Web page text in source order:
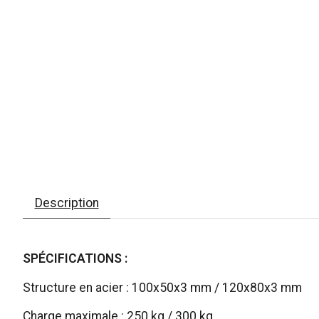
Description
SPÉCIFICATIONS :
Structure en acier : 100x50x3 mm / 120x80x3 mm